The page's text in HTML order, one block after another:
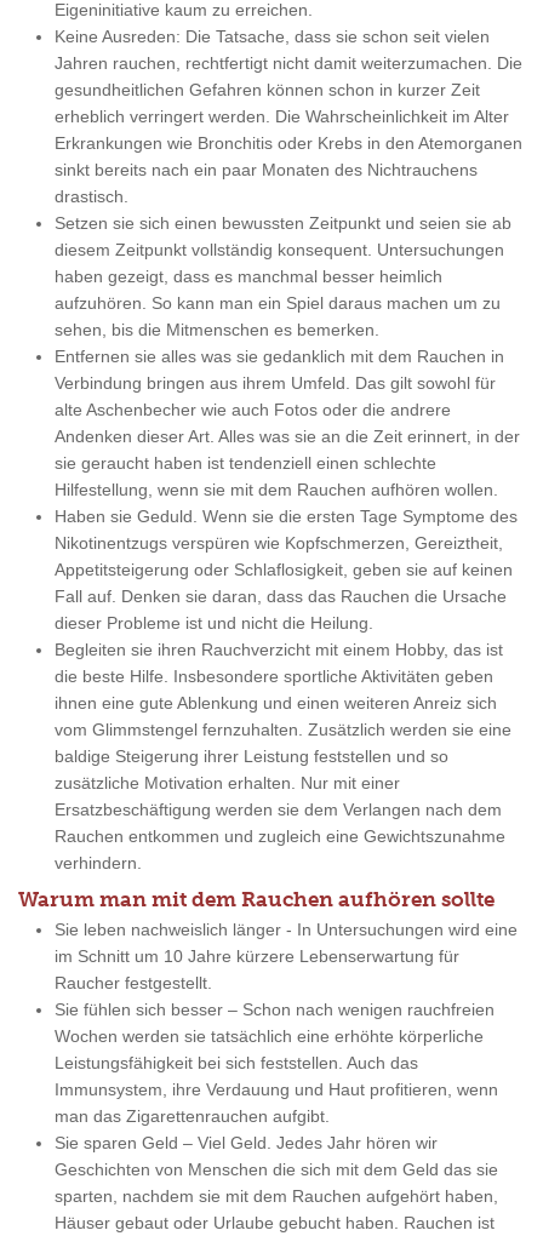
Eigeninitiative kaum zu erreichen.
Keine Ausreden: Die Tatsache, dass sie schon seit vielen
Jahren rauchen, rechtfertigt nicht damit weiterzumachen. Die
gesundheitlichen Gefahren können schon in kurzer Zeit
erheblich verringert werden. Die Wahrscheinlichkeit im Alter
Erkrankungen wie Bronchitis oder Krebs in den Atemorganen
sinkt bereits nach ein paar Monaten des Nichtrauchens
drastisch.
Setzen sie sich einen bewussten Zeitpunkt und seien sie ab
diesem Zeitpunkt vollständig konsequent. Untersuchungen
haben gezeigt, dass es manchmal besser heimlich
aufzuhören. So kann man ein Spiel daraus machen um zu
sehen, bis die Mitmenschen es bemerken.
Entfernen sie alles was sie gedanklich mit dem Rauchen in
Verbindung bringen aus ihrem Umfeld. Das gilt sowohl für
alte Aschenbecher wie auch Fotos oder die andrere
Andenken dieser Art. Alles was sie an die Zeit erinnert, in der
sie geraucht haben ist tendenziell einen schlechte
Hilfestellung, wenn sie mit dem Rauchen aufhören wollen.
Haben sie Geduld. Wenn sie die ersten Tage Symptome des
Nikotinentzugs verspüren wie Kopfschmerzen, Gereiztheit,
Appetitsteigerung oder Schlaflosigkeit, geben sie auf keinen
Fall auf. Denken sie daran, dass das Rauchen die Ursache
dieser Probleme ist und nicht die Heilung.
Begleiten sie ihren Rauchverzicht mit einem Hobby, das ist
die beste Hilfe. Insbesondere sportliche Aktivitäten geben
ihnen eine gute Ablenkung und einen weiteren Anreiz sich
vom Glimmstengel fernzuhalten. Zusätzlich werden sie eine
baldige Steigerung ihrer Leistung feststellen und so
zusätzliche Motivation erhalten. Nur mit einer
Ersatzbeschäftigung werden sie dem Verlangen nach dem
Rauchen entkommen und zugleich eine Gewichtszunahme
verhindern.
Warum man mit dem Rauchen aufhören sollte
Sie leben nachweislich länger - In Untersuchungen wird eine
im Schnitt um 10 Jahre kürzere Lebenserwartung für
Raucher festgestellt.
Sie fühlen sich besser – Schon nach wenigen rauchfreien
Wochen werden sie tatsächlich eine erhöhte körperliche
Leistungsfähigkeit bei sich feststellen. Auch das
Immunsystem, ihre Verdauung und Haut profitieren, wenn
man das Zigarettenrauchen aufgibt.
Sie sparen Geld – Viel Geld. Jedes Jahr hören wir
Geschichten von Menschen die sich mit dem Geld das sie
sparten, nachdem sie mit dem Rauchen aufgehört haben,
Häuser gebaut oder Urlaube gebucht haben. Rauchen ist